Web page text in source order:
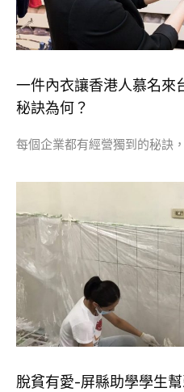
一件內衣讓香港人慕名來
秘訣為何？
每個企業都有經營獨到的秘訣
脫貧有愛-屏縣助學學生